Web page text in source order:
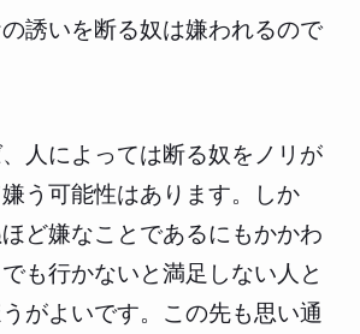
誘いを断る奴は嫌われるので
人によっては断る奴をノリが
う可能性はあります。しか
ど嫌なことであるにもかかわ
も行かないと満足しない人と
がよいです。この先も思い通